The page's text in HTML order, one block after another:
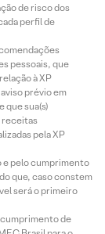
de risco dos
perfil de
pessoais, que
à XP
prévio em
que sua(s)
receitas
pela XP
e pelo cumprimento
que, caso constem
será o primeiro
cumprimento de